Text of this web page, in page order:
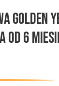
Golden
6